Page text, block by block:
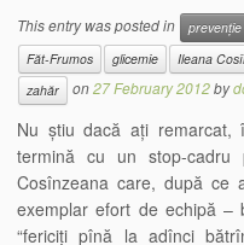
This entry was posted in prevenție
Făt-Frumos
glicemie Ileana
zahăr
on27 February 2012by
Nu știu dacă ați remarcat,
termină cu un stop-cadru
Cosînzeana care, după
exemplar efort de echipă –
“fericiți pînă la adînci